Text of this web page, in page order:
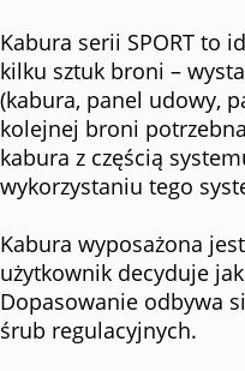
Kabura serii SPORT to
kilku sztuk broni –
(kabura, panel udowy,
kolejnej broni
kabura z częścią
wykorzystaniu tego
Kabura wyposażona
użytkownik decyduje
Dopasowanie odbywa
śrub regulacyjnych.